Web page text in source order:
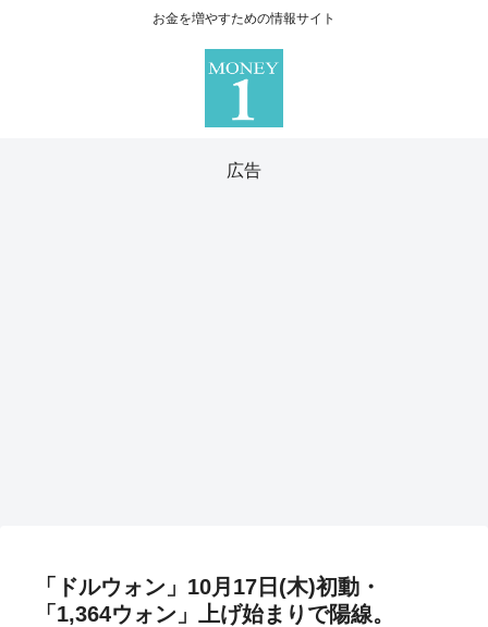
お金を増やすための情報サイト
広告
「ドルウォン」10月17日(木)初動・
「1,364ウォン」上げ始まりで陽線。